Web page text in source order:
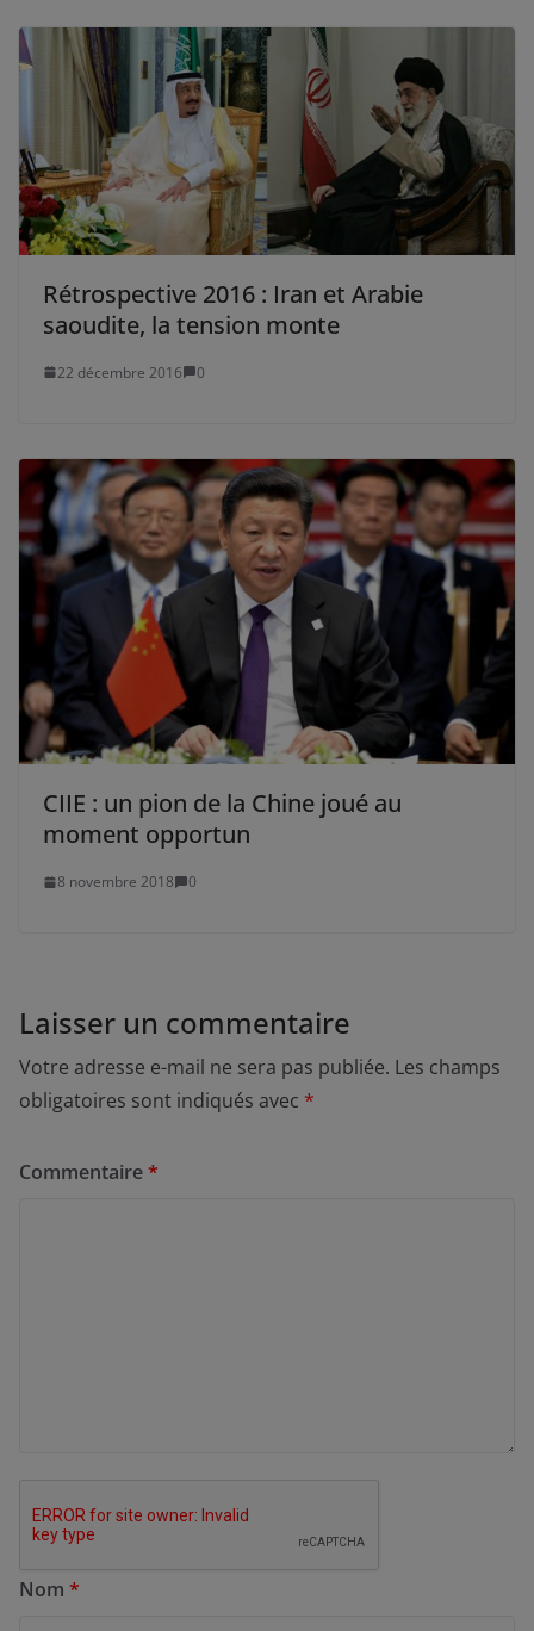
Rétrospective 2016 : Iran et Arabie
saoudite, la tension monte
22 décembre 2016 0
CIIE : un pion de la Chine joué au
moment opportun
8 novembre 2018 0
Laisser un commentaire
Votre adresse e-mail ne sera pas publiée. Les champs
obligatoires sont indiqués avec *
Commentaire*
Nom *